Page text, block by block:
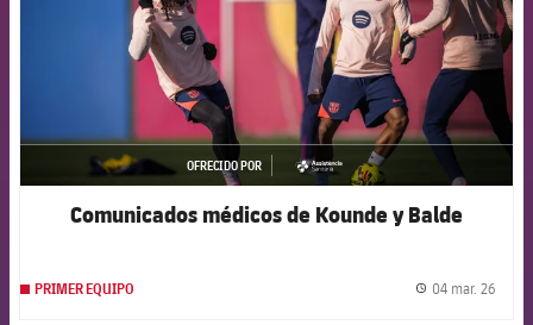
OFRECIDO POR
asistencia
Comunicados médicos de Kounde y Balde
PRIMER EQUIPO 04 mar. 26